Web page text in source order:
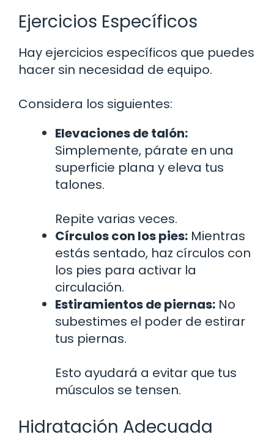
Ejercicios Específicos
Hay ejercicios específicos que puedes
hacer sin necesidad de equipo.
Considera los siguientes:
Elevaciones de talón:
Simplemente, párate en una
superficie plana y eleva tus
talones.
Repite varias veces.
Círculos con los pies: Mientras
estás sentado, haz círculos con
los pies para activar la
circulación.
Estiramientos de piernas: No
subestimes el poder de estirar
tus piernas.
Esto ayudará a evitar que tus
músculos se tensen.
Hidratación Adecuada